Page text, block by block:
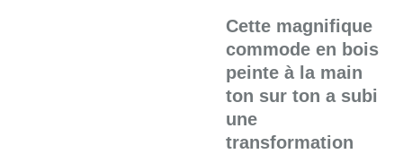
Cette magnifique
commode en bois
peinte à la main
ton sur ton a subi
une
transformation